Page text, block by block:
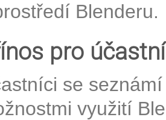
Blenderu.
pro
se
využití